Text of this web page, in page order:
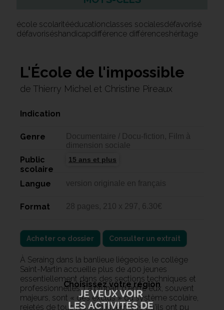
école scolaritééducationclasses socialesdéfavorisé
défavoriséshandicapdifférence différenceshéritage
L'École de l'impossible
de Thierry Michel et Christine Pireaux
Indication
Genre
Documentaire / Docu-fiction, Film à
dimension sociale
Public
scolaire
15 ans et plus
Langue version originale en français
Format 28 pages, 210 x 297, 6.30€
Acheter ce dossier Consulter un extrait
À Seraing dans la banlieue liégeoise, le collège
Saint-Martin accueille plus de 400 jeunes
essentiellement dans des sections techniques et
professionnelles.La plupart d'entre eux, souvent
majeurs, sont « des exclus » du système scolaire,
rejetés de tous les établissements qu'ils ont pu
Choisissez votre région